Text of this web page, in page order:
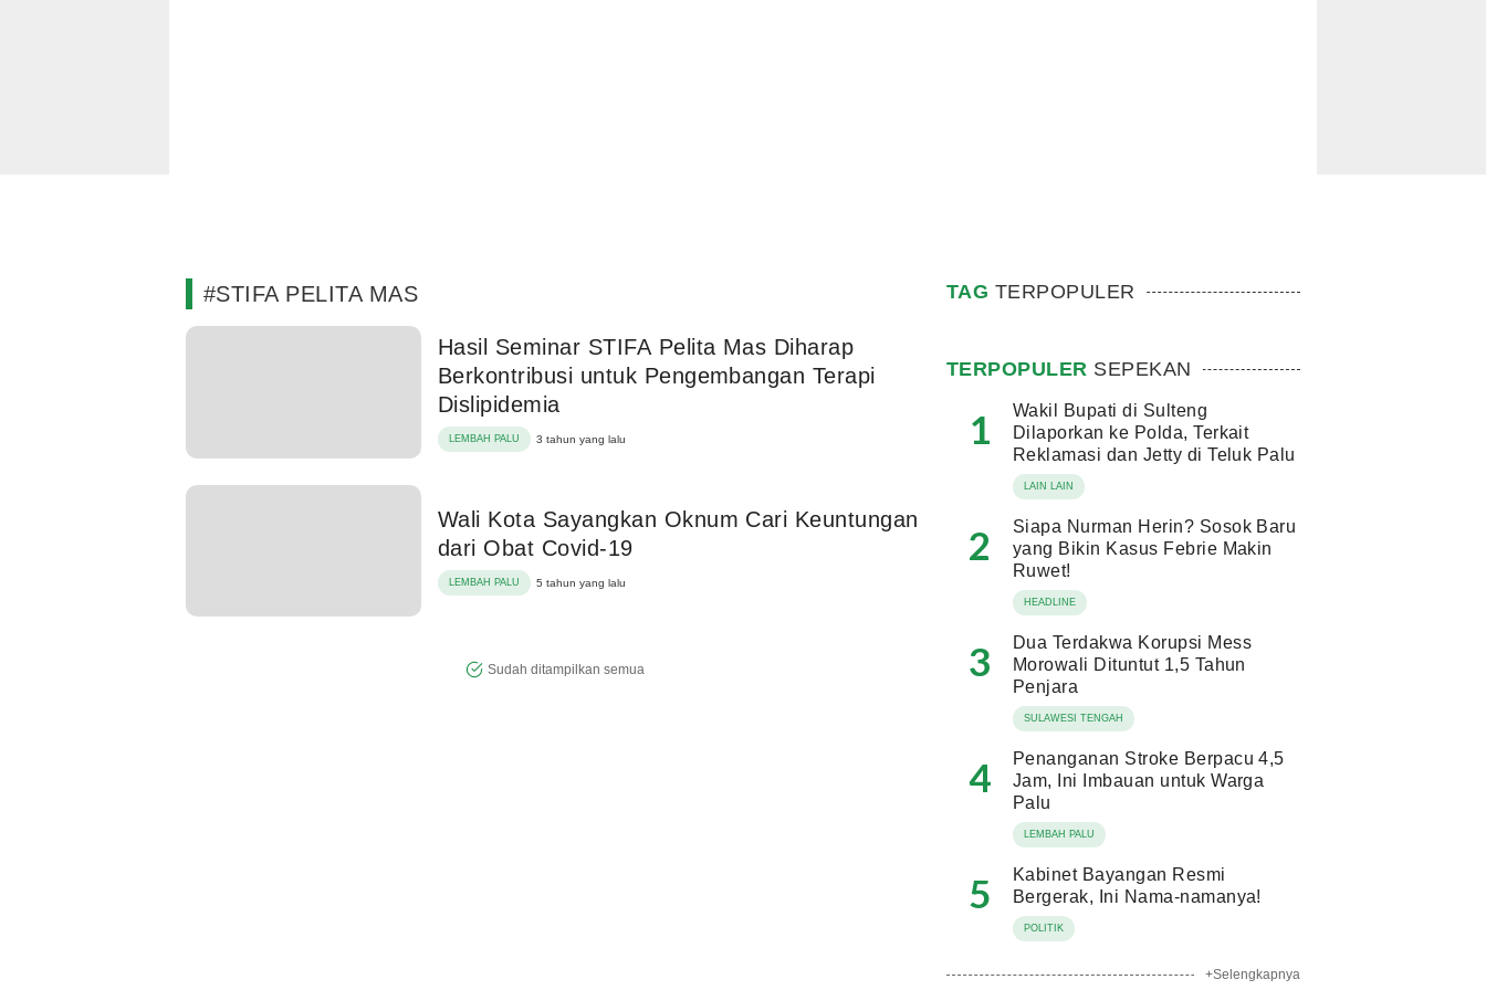
#STIFA PELITA MAS
Hasil Seminar STIFA Pelita Mas Diharap
Berkontribusi untuk Pengembangan Terapi
Dislipidemia
LEMBAH PALU 3 tahun yang lalu
Wali Kota Sayangkan Oknum Cari Keuntungan
dari Obat Covid-19
LEMBAH PALU 5 tahun yang lalu
Sudah ditampilkan semua
TAG TERPOPULER
TERPOPULER SEPEKAN
1
Wakil Bupati di Sulteng
Dilaporkan ke Polda, Terkait
Reklamasi dan Jetty di Teluk Palu
LAIN LAIN
2
Siapa Nurman Herin? Sosok Baru
yang Bikin Kasus Febrie Makin
Ruwet!
HEADLINE
3
Dua Terdakwa Korupsi Mess
Morowali Dituntut 1,5 Tahun
Penjara
SULAWESI TENGAH
4
Penanganan Stroke Berpacu 4,5
Jam, Ini Imbauan untuk Warga
Palu
LEMBAH PALU
5
Kabinet Bayangan Resmi
Bergerak, Ini Nama-namanya!
POLITIK
+Selengkapnya